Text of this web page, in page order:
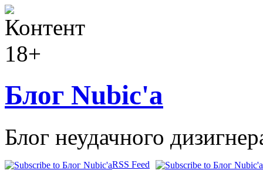
Блог Nubic'а
Блог неудачного
RSS Feed